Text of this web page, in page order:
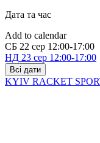
Дата та час
Add to calendar
СБ 22 сер 12:00-17:00
НД 23 сер 12:00-17:00
Всі дати
KYIV RACKET